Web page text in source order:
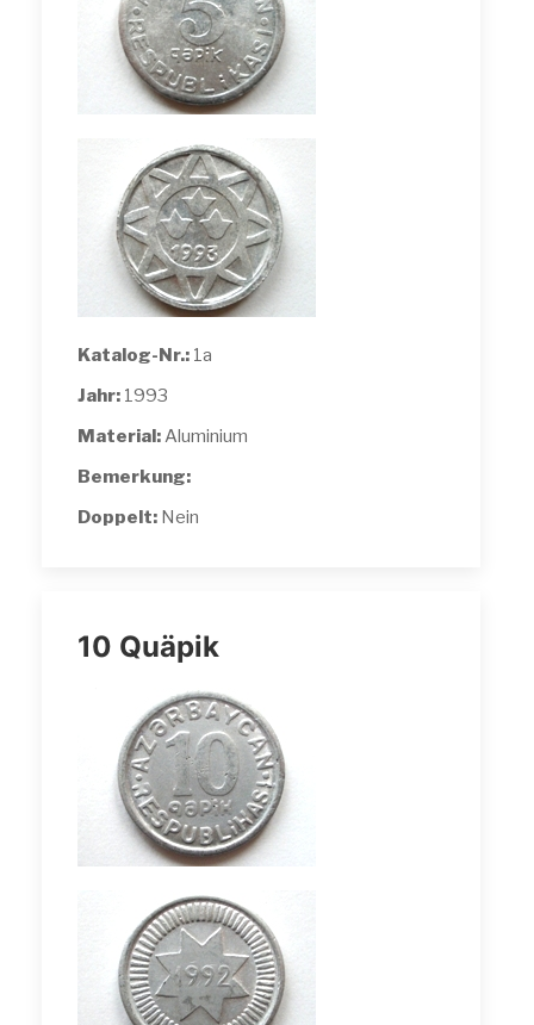
Katalog-Nr.: 1a
Jahr: 1993
Material:Aluminium
Bemerkung:
Doppelt: Nein
10 Quäpik